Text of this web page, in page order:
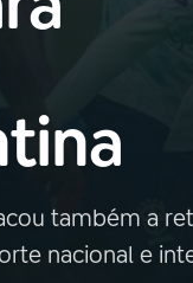
também a
nacional e